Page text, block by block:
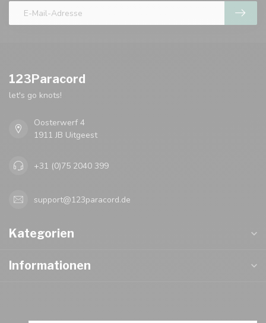
123Paracord
let's go knots!
Oosterwerf 4
1911 JB Uitgeest
+31 (0)75 2040 399
support@123paracord.de
Kategorien
Informationen